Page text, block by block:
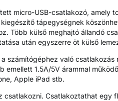
micro-USB-csatlakozó, amely
tápegységnek
Több külső meghajtó állandó
után egyszerre öt külső
számítógéphez való
1.5A/5V árammal
Apple iPad stb.
Csatlakoztathat egy